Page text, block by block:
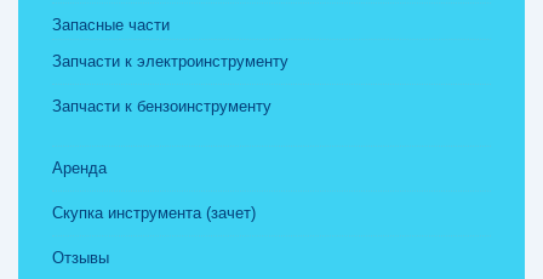
Запасные части
Запчасти к электроинструменту
Запчасти к бензоинструменту
Аренда
Скупка инструмента (зачет)
Отзывы